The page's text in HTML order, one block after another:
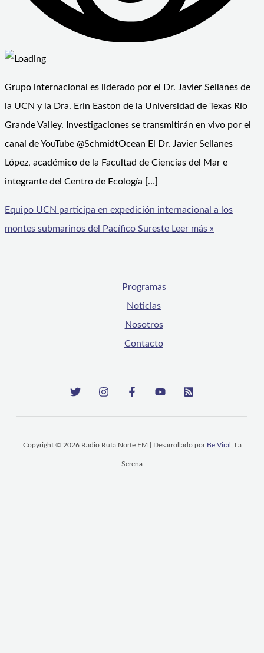
Grupo internacional es liderado por el Dr. Javier Sellanes de
la UCN y la Dra. Erin Easton de la Universidad de Texas Río
Grande Valley. Investigaciones se transmitirán en vivo por el
canal de YouTube @SchmidtOcean El Dr. Javier Sellanes
López, académico de la Facultad de Ciencias del Mar e
integrante del Centro de Ecología […]
Equipo UCN participa en expedición internacional a los
montes submarinos del Pacífico Sureste Leer más »
Programas
Noticias
Nosotros
Contacto
Copyright © 2026 Radio Ruta Norte FM | Desarrollado por Be Viral , La
Serena